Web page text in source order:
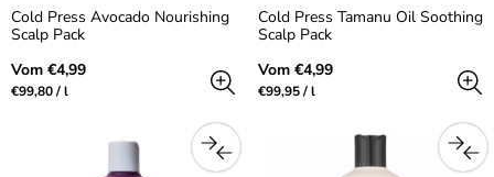
Cold Press Avocado Nourishing
Scalp Pack
Regulärer
Preis
Vom €4,99
Preis
€99,80/pro
l
Cold Press Tamanu Oil Soothing
Scalp Pack
Regulärer
Preis
Vom €4,99
Preis
€99,95/pro
l